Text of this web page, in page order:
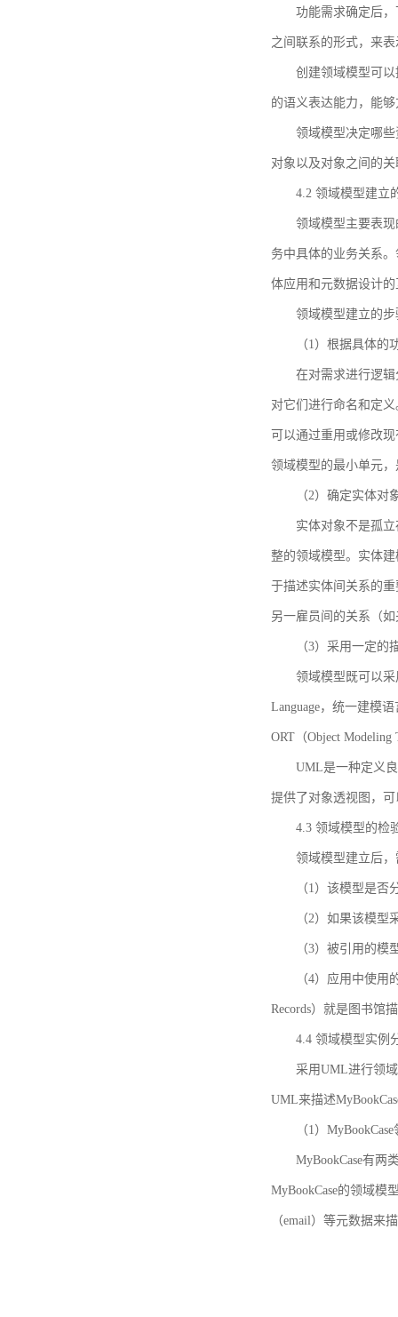
功能需求确定后
之间联系的形式，来
创建领域模型可
的语义表达能力，能
领域模型决定哪
对象以及对象之间的
4.2 领域模型建立
领域模型主要表
务中具体的业务关系
体应用和元数据设计
领域模型建立的
（1）根据具体
在对需求进行逻
对它们进行命名和定
可以通过重用或修改
领域模型的最小单元
（2）确定实体
实体对象不是孤
整的领域模型。实体
于描述实体间关系的
另一雇员间的关系（
（3）采用一定
领域模型既可以
Language，统一建模
ORT（Object
UML是一种定义
提供了对象透视图，
4.3 领域模型的检
领域模型建立后
（1）该模型是
（2）如果该模
（3）被引用的模
（4）应用中使用
Records）就是图书馆
4.4 领域模型实例
采用UML进行领
UML来描述
（1）
MyBookCase有两
MyBookCase的领域模
（email）等元数据来